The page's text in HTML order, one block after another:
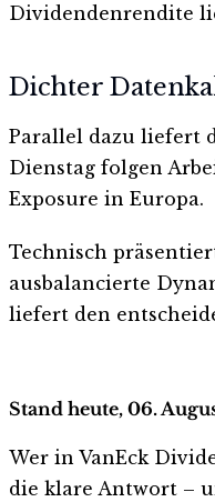
Dividendenrendite
Dichter
Parallel dazu liefert
Dienstag folgen
Exposure in Europa.
Technisch
ausbalancierte
liefert den
Stand heute, 06.
Wer in VanEck
die klare Antwort –